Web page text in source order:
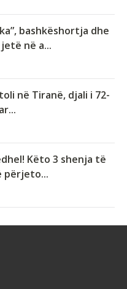
bashkëshortja dhe
në a...
në Tiranë, djali i 72-
Këto 3 shenja të
përjeto...